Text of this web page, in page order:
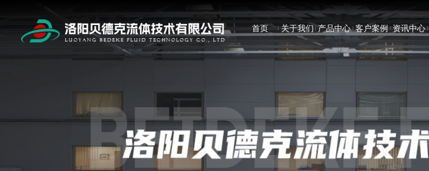
首页 关于我们 产品中心 客户案例 资讯中心